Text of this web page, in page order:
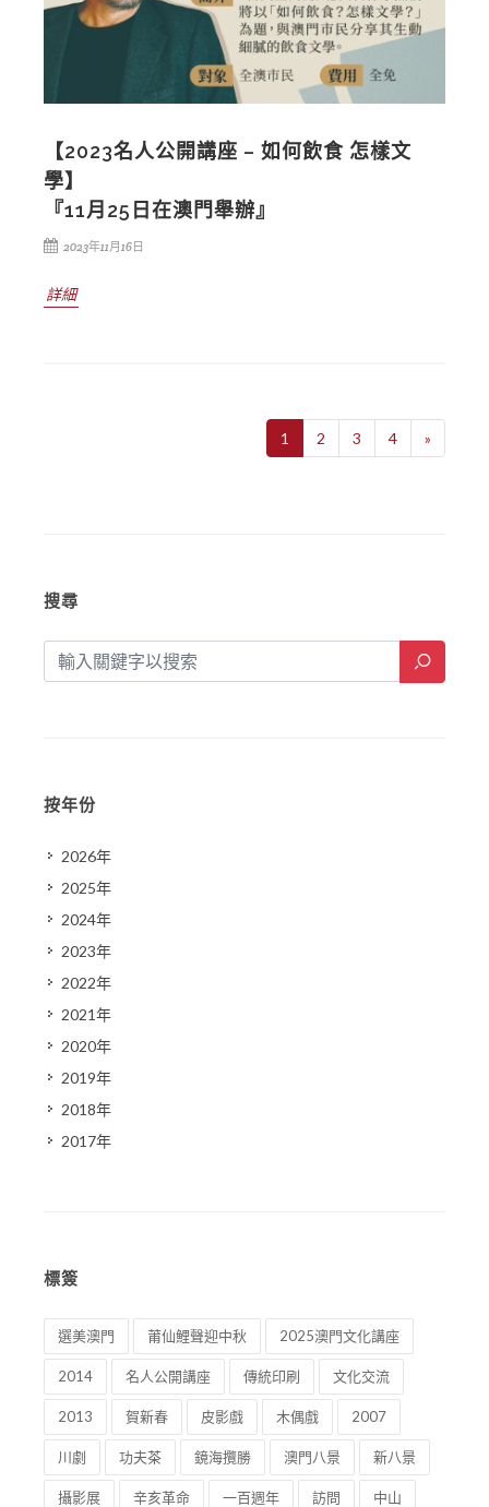
【2023名人公開講座 – 如何飲食 怎樣文
學】
『11月25日在澳門舉辦』
2023年11月16日
詳細
1 2 3 4 »
搜尋
按年份
2026年
2025年
2024年
2023年
2022年
2021年
2020年
2019年
2018年
2017年
標簽
選美澳門 莆仙鯉聲迎中秋 2025澳門文化講座
2014 名人公開講座 傳統印刷 文化交流
2013 賀新春 皮影戲 木偶戲 2007
川劇 功夫茶 鏡海攬勝 澳門八景 新八景
攝影展 辛亥革命 一百週年 訪問 中山